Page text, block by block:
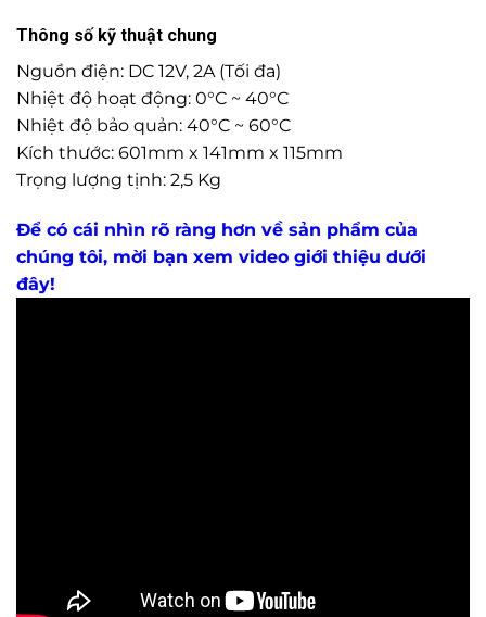
Thông số kỹ thuật chung
Nguồn điện: DC 12V, 2A (Tối đa)
Nhiệt độ hoạt động: 0°C ~ 40°C
Nhiệt độ bảo quản: 40°C ~ 60°C
Kích thước: 601mm x 141mm x 115mm
Trọng lượng tịnh: 2,5 Kg
Để có cái nhìn rõ ràng hơn về sản phẩm của
chúng tôi, mời bạn xem video giới thiệu dưới
đây!